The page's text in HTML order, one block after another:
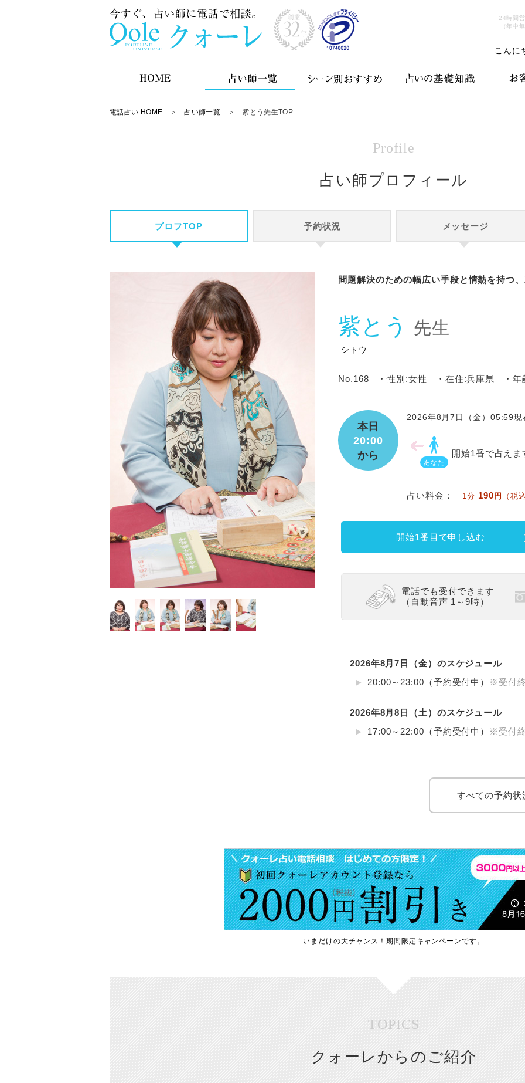
24時間
（年中
こんに
電話占い HOME ＞占い師一覧 ＞ 紫とう先生TOP
Profile
占い師プロフィール
プロフTOP 予約状況 メッセージ
問題解決のための幅広い手段と情熱を持つ
紫とう 先生
シトウ
No.168 ・性別:女性 ・在住:兵庫県 ・
本日
20:00
から
2026年8月7日（金）05:59現
あなた
開始1番で占えま
占い料金： 1分 190 円 （税
開始1番目で申し込む
電話でも受付できます
（自動音声 1～9時）
2026年8月7日（金）のスケジュール
20:00～23:00（予約受付中）
※受付
2026年8月8日（土）のスケジュール
17:00～22:00（予約受付中）
※受付
すべての予約状
いまだけの大チャンス！期間限定キャンペーンです。
TOPICS
クォーレからのご紹介